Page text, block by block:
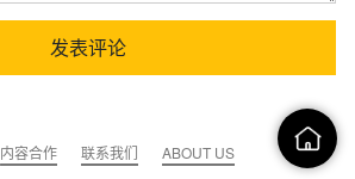
内容合作 联系我们
ABOUT US